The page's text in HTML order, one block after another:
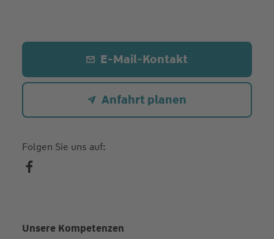
E-Mail-Kontakt
Anfahrt planen
Folgen Sie uns auf:
Unsere Kompetenzen